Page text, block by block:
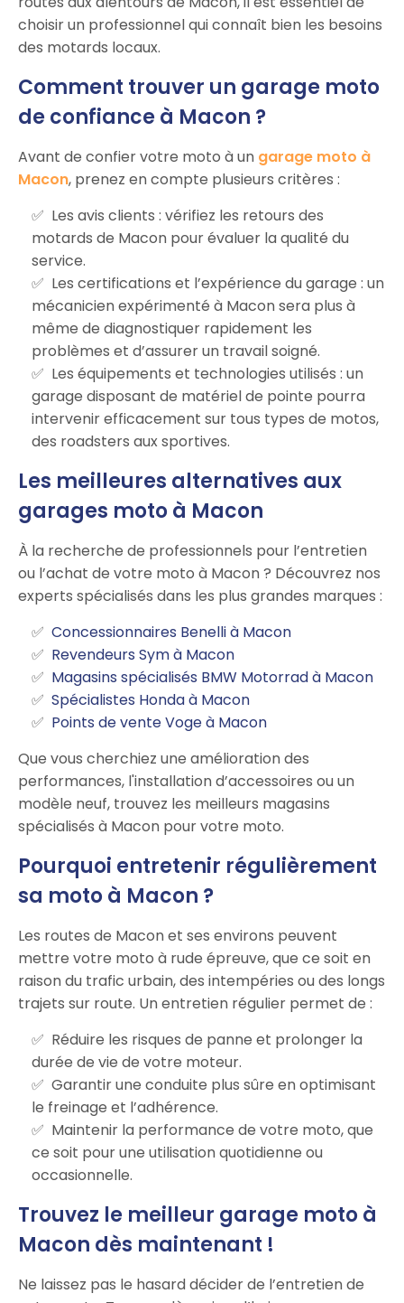
choisir un professionnel qui connaît bien les besoins
des motards locaux.
Comment trouver un garage moto
de confiance à Macon ?
Avant de confier votre moto à un garage moto à
Macon, prenez en compte plusieurs critères :
Les avis clients : vérifiez les retours des
motards de Macon pour évaluer la qualité du
service.
Les certifications et l’expérience du garage : un
mécanicien expérimenté à Macon sera plus à
même de diagnostiquer rapidement les
problèmes et d’assurer un travail soigné.
Les équipements et technologies utilisés : un
garage disposant de matériel de pointe pourra
intervenir efficacement sur tous types de motos,
des roadsters aux sportives.
Les meilleures alternatives aux
garages moto à Macon
À la recherche de professionnels pour l’entretien
ou l’achat de votre moto à Macon ? Découvrez nos
experts spécialisés dans les plus grandes marques :
Concessionnaires Benelli à Macon
Revendeurs Sym à Macon
Magasins spécialisés BMW Motorrad à Macon
Spécialistes Honda à Macon
Points de vente Voge à Macon
Que vous cherchiez une amélioration des
performances, l'installation d’accessoires ou un
modèle neuf, trouvez les meilleurs magasins
spécialisés à Macon pour votre moto.
Pourquoi entretenir régulièrement
sa moto à Macon ?
Les routes de Macon et ses environs peuvent
mettre votre moto à rude épreuve, que ce soit en
raison du trafic urbain, des intempéries ou des longs
trajets sur route. Un entretien régulier permet de :
Réduire les risques de panne et prolonger la
durée de vie de votre moteur.
Garantir une conduite plus sûre en optimisant
le freinage et l’adhérence.
Maintenir la performance de votre moto, que
ce soit pour une utilisation quotidienne ou
occasionnelle.
Trouvez le meilleur garage moto à
Macon dès maintenant !
Ne laissez pas le hasard décider de l’entretien de